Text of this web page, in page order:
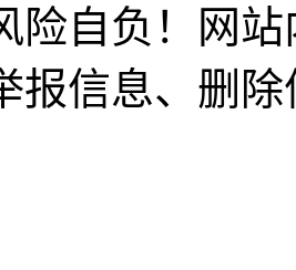
险自负！网
报信息、删